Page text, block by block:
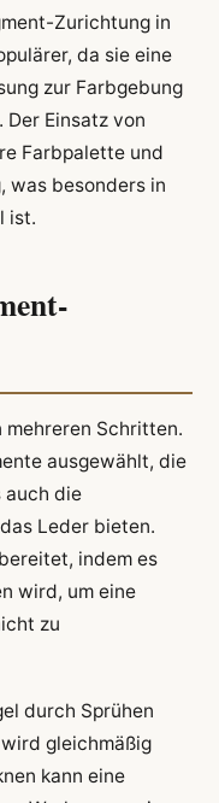
Zurichtung in
da sie eine
zur Farbgebung
Einsatz von
Farbpalette und
was besonders in
ist.
Schritten.
ausgewählt, die
auch die
Leder bieten.
indem es
wird, um eine
zu
durch Sprühen
gleichmäßig
kann eine